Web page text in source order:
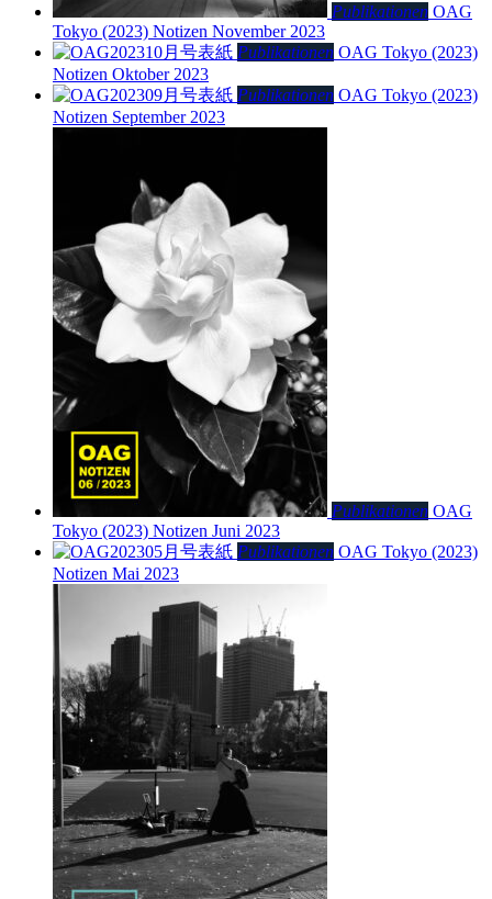
Publikationen OAG
Tokyo (2023) Notizen November 2023
Publikationen OAG Tokyo (2023)
Notizen Oktober 2023
Publikationen OAG Tokyo (2023)
Notizen September 2023
Publikationen OAG
Tokyo (2023) Notizen Juni 2023
Publikationen OAG Tokyo (2023)
Notizen Mai 2023